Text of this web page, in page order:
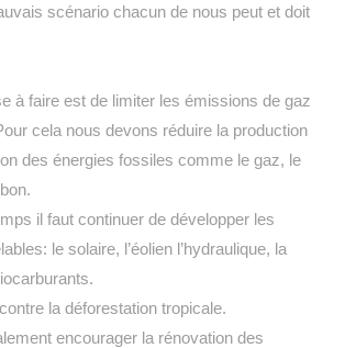
scénario chacun de nous peut et doit
à faire est de limiter les émissions de gaz
cela nous devons réduire la production
des énergies fossiles comme le gaz, le
il faut continuer de développer les
le solaire, l’éolien l’hydraulique, la
la déforestation tropicale.
encourager la rénovation des